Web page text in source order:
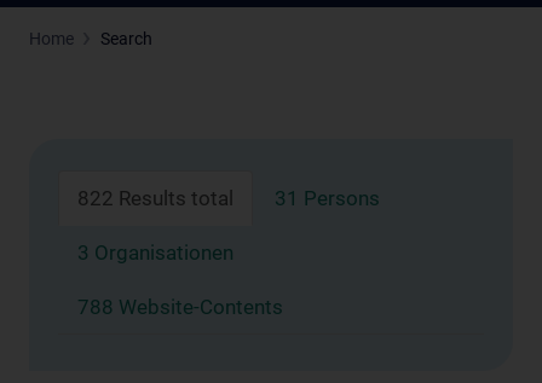
Home Search
822 Results total 31 Persons
3 Organisationen
788 Website-Contents